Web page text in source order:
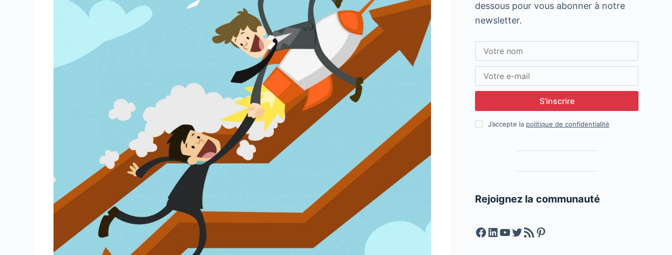
dessous pour vous abonner à notre
newsletter.
S’inscrire
J’accepte la politique de confidentialité
Rejoignez la communauté
Facebook
LinkedIn
YouTube
Twitter
Feed RSSPinterest